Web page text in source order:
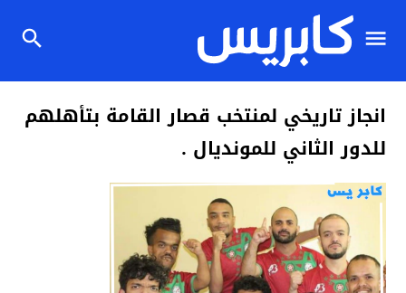
انجاز تاريخي لمنتخب قصار القامة بتأهلهم
للدور الثاني للمونديال .